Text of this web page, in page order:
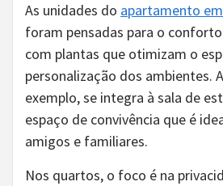
As unidades do apartamento
foram pensadas para o
com plantas que otimizam o
personalização dos ambientes.
exemplo, se integra à sala de
espaço de convivência que é
amigos e familiares.
Nos quartos, o foco é na